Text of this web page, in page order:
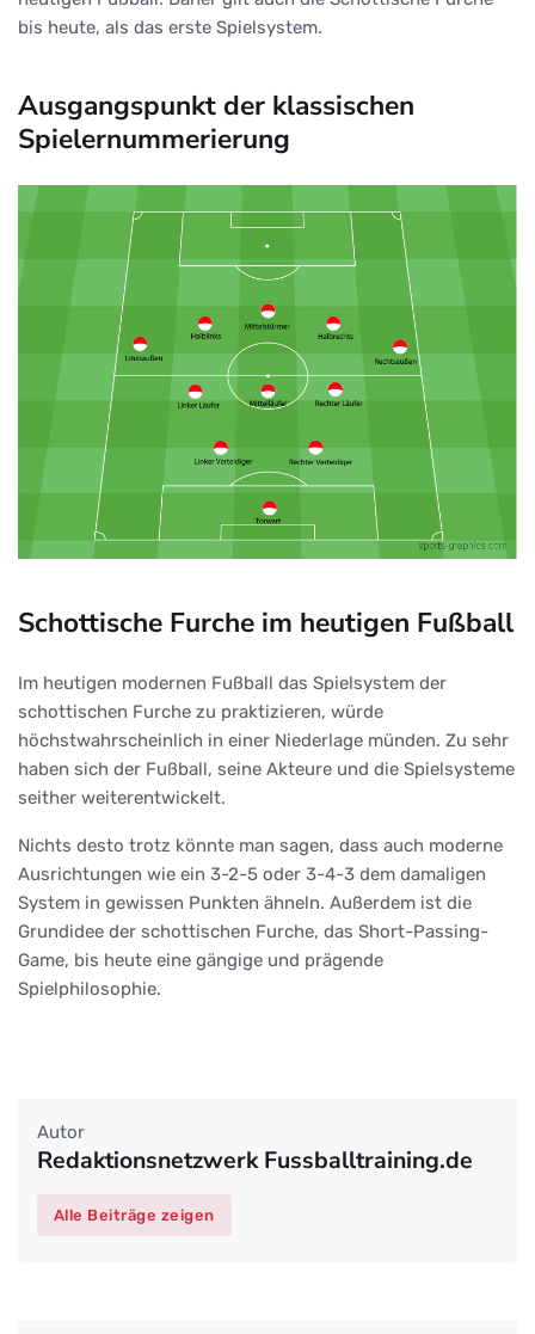
bis heute, als das erste Spielsystem.
Ausgangspunkt der klassischen
Spielernummerierung
Schottische Furche im heutigen Fußball
Im heutigen modernen Fußball das Spielsystem der
schottischen Furche zu praktizieren, würde
höchstwahrscheinlich in einer Niederlage münden. Zu sehr
haben sich der Fußball, seine Akteure und die Spielsysteme
seither weiterentwickelt.
Nichts desto trotz könnte man sagen, dass auch moderne
Ausrichtungen wie ein 3-2-5 oder 3-4-3 dem damaligen
System in gewissen Punkten ähneln. Außerdem ist die
Grundidee der schottischen Furche, das Short-Passing-
Game, bis heute eine gängige und prägende
Spielphilosophie.
Autor
Redaktionsnetzwerk Fussballtraining.de
Alle Beiträge zeigen